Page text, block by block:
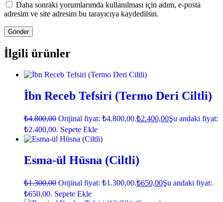
Daha sonraki yorumlarımda kullanılması için adım, e-posta
adresim ve site adresim bu tarayıcıya kaydedilsin.
İlgili ürünler
İbn Receb Tefsiri (Termo Deri Ciltli)
₺4.800,00 Orijinal fiyat: ₺4.800,00.₺2.400,00Şu andaki fiyat:
₺2.400,00. Sepete Ekle
Esma-ül Hüsna (Ciltli)
₺1.300,00 Orijinal fiyat: ₺1.300,00.₺650,00Şu andaki fiyat:
₺650,00. Sepete Ekle